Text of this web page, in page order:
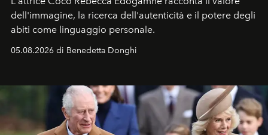
dell'immagine, la ricerca dell'autenticità e il potere degli
abiti come linguaggio personale.
05.08.2026 di Benedetta Donghi